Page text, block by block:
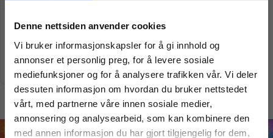
Denne nettsiden anvender cookies
Vi bruker informasjonskapsler for å gi innhold og
annonser et personlig preg, for å levere sosiale
mediefunksjoner og for å analysere trafikken vår. Vi deler
dessuten informasjon om hvordan du bruker nettstedet
vårt, med partnerne våre innen sosiale medier,
annonsering og analysearbeid, som kan kombinere den
med annen informasjon du har gjort tilgjengelig for dem,
Wasgij Original 42 | Rule the
Runway! | 1000 brikker
kr199,00 kr379,00
Legg i handlekurv
Vil du ha
10% Rabatt?
Meld deg på vårt nyhetsbrev og motta
gode tilbud og produktinformasjon fra
oss¢!